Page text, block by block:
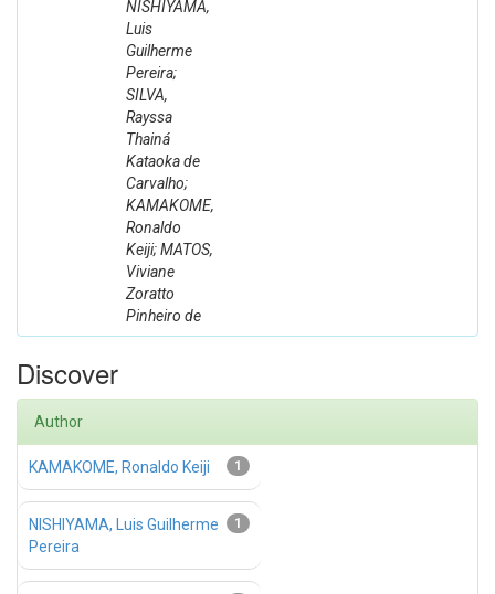
NISHIYAMA,
Luis
Guilherme
Pereira;
SILVA,
Rayssa
Thainá
Kataoka de
Carvalho;
KAMAKOME,
Ronaldo
Keiji; MATOS,
Viviane
Zoratto
Pinheiro de
Discover
Author
1
KAMAKOME, Ronaldo Keiji
1
NISHIYAMA, Luis Guilherme
Pereira